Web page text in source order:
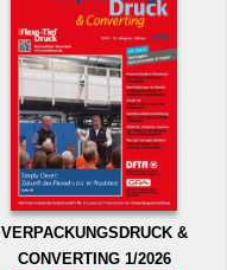
VERPACKUNGSDRUCK &
CONVERTING 1/2026